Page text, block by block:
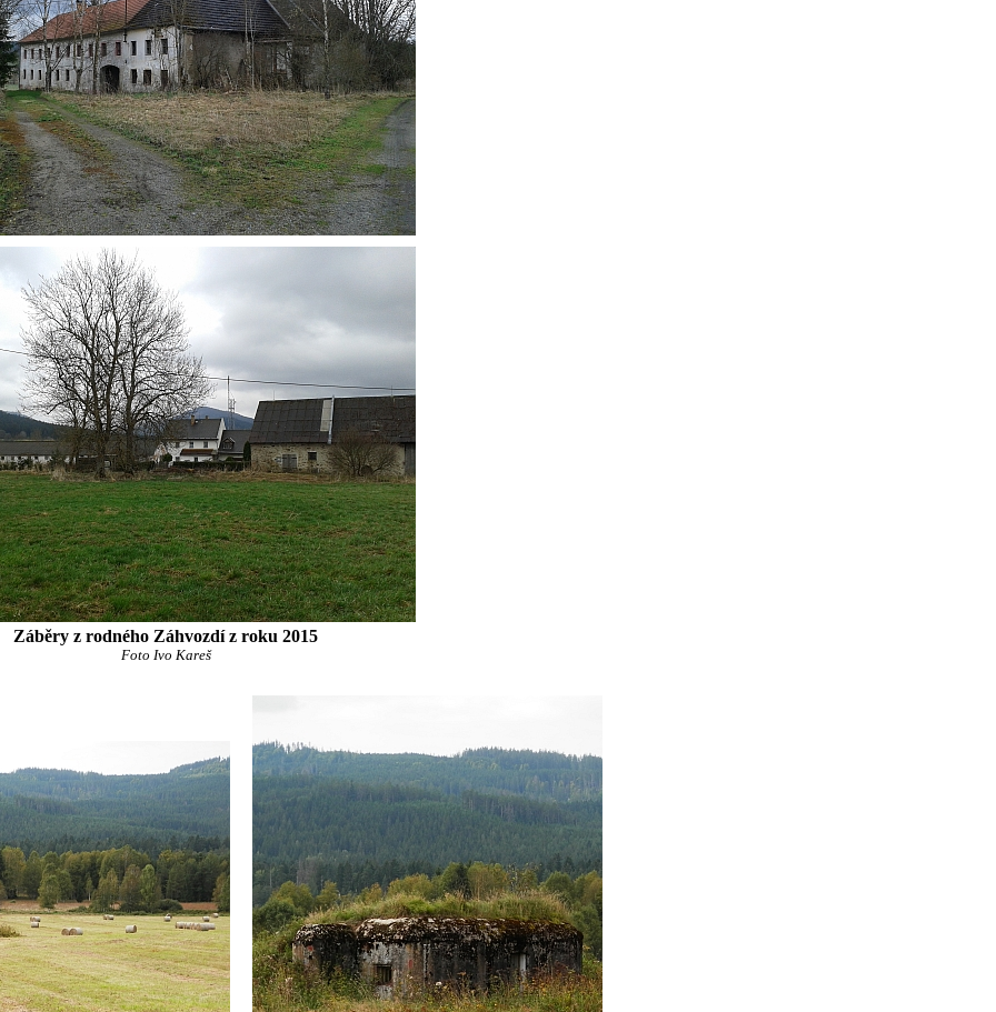
Záběry z rodného Záhvozdí z roku 2015
Foto Ivo Kareš